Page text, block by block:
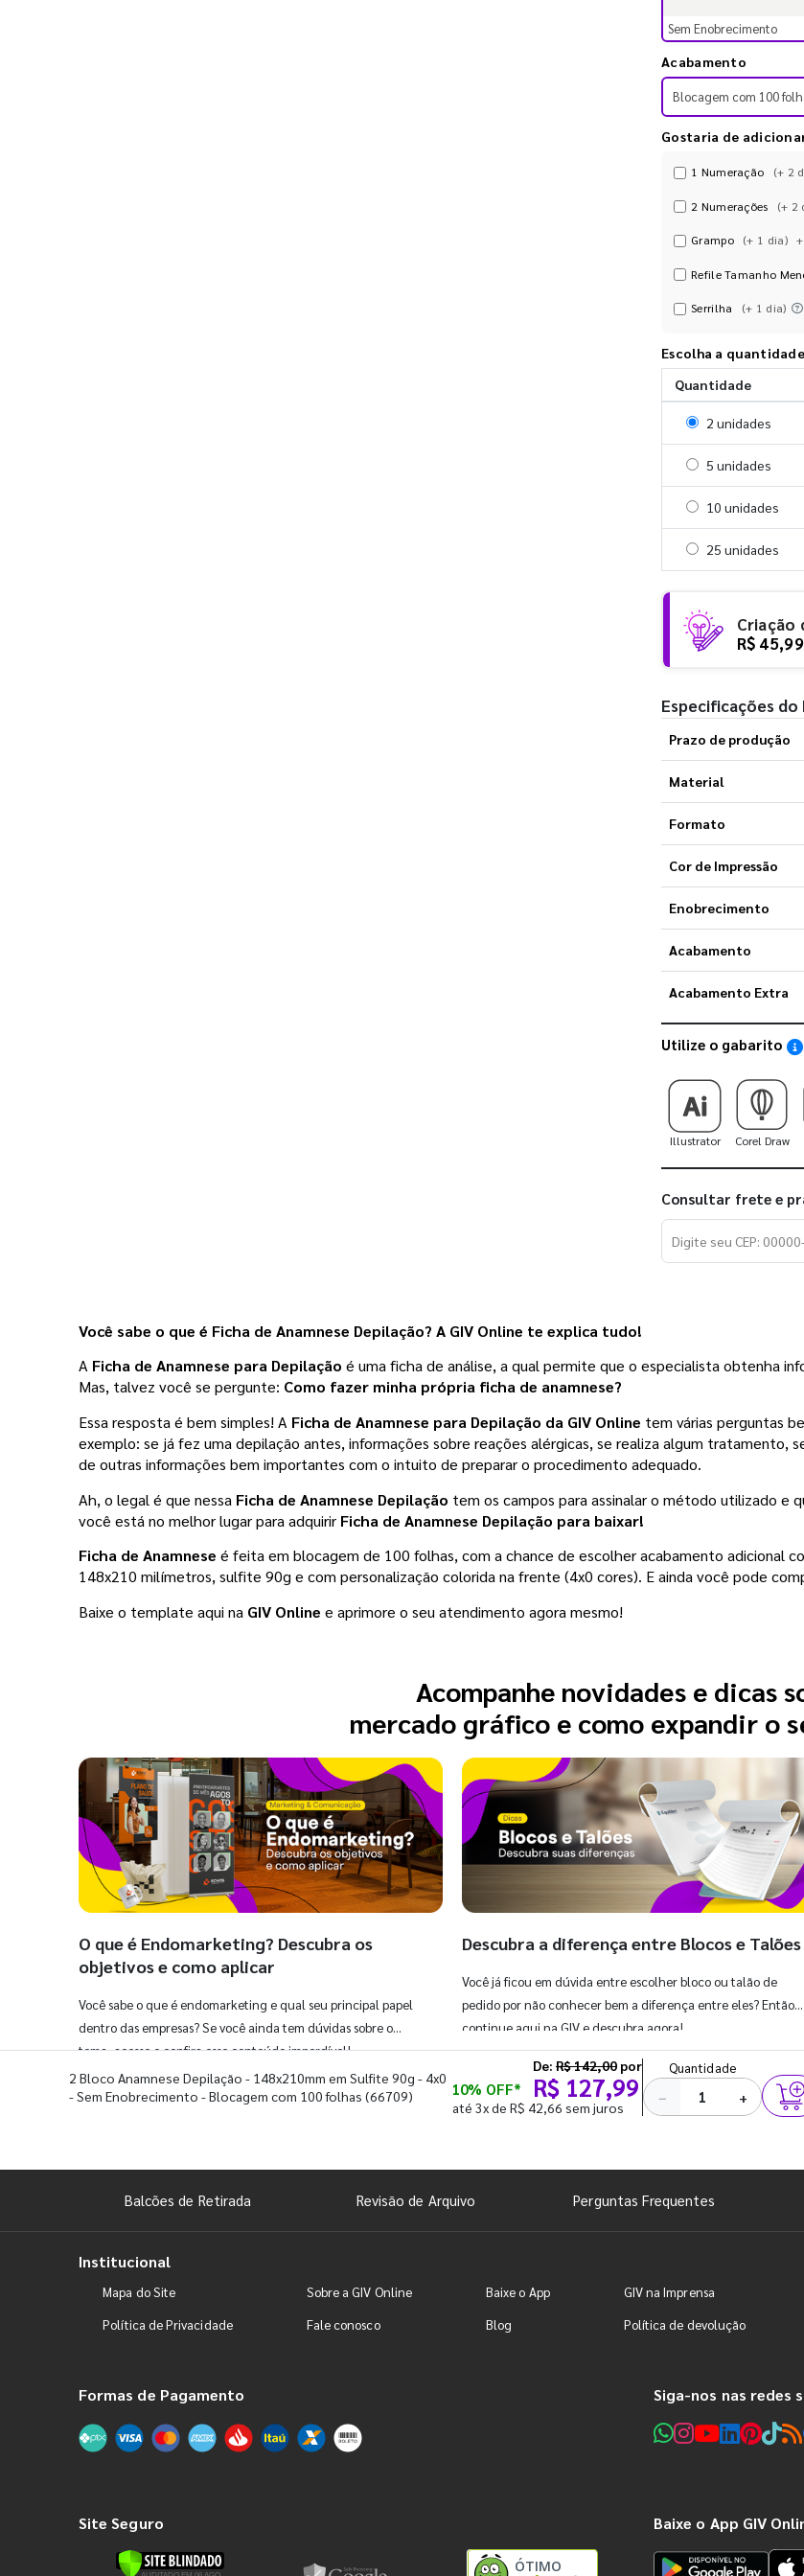
Sem Enobrecimento
Acabamento
Blocagem com 100
Gostaria de
1 Numeração (+ 2
2 Numerações (+ 2
Grampo (+ 1 dia)
Refile Tamanho
Serrilha (+ 1 dia)
Escolha a quantidade
Quantidade
Selecionar 2
2 unidades
Selecionar 5
5 unidades
Selecionar 10
10 unidades
Selecionar 25
25 unidades
Criação
R$ 45,99
Especificações
Prazo de produção
Material
Formato
Cor de Impressão
Enobrecimento
Acabamento
Acabamento Extra
Utilize o gabarito
Illustrator Corel Draw
Consultar frete e
Você sabe o que é Ficha de Anamnese Depilação? A GIV Online te explica tudo!
A Ficha de Anamnese para Depilação é uma ficha de análise, a qual permite que o especialista obtenha
Mas, talvez você se pergunte: Como fazer minha própria ficha de anamnese?
Essa resposta é bem simples! A Ficha de Anamnese para Depilação da GIV Online tem várias perguntas
exemplo: se já fez uma depilação antes, informações sobre reações alérgicas, se realiza algum tratamento,
de outras informações bem importantes com o intuito de preparar o procedimento adequado.
Ah, o legal é que nessa Ficha de Anamnese Depilação tem os campos para assinalar o método utilizado e
você está no melhor lugar para adquirir Ficha de Anamnese Depilação para baixar!
Ficha de Anamnese é feita em blocagem de 100 folhas, com a chance de escolher acabamento adicional
148x210 milímetros, sulfite 90g e com personalização colorida na frente (4x0 cores). E ainda você pode
Baixe o template aqui na GIV Online e aprimore o seu atendimento agora mesmo!
Acompanhe novidades e dicas
mercado gráfico e como expandir o
O que é Endomarketing? Descubra os
objetivos e como aplicar
Você sabe o que é endomarketing e qual seu principal papel
dentro das empresas? Se você ainda tem dúvidas sobre o
tema, acesse e confira esse conteúdo imperdível!
Descubra a diferença entre Blocos e Talões
Você já ficou em dúvida entre escolher bloco ou talão de
pedido por não conhecer bem a diferença entre eles? Então,
continue aqui na GIV e descubra agora!
2 Bloco Anamnese Depilação - 148x210mm em Sulfite 90g - 4x0
- Sem Enobrecimento - Blocagem com 100 folhas (66709) 10% OFF*
De: R$ 142,00 por
R$ 127,99
até 3x de R$ 42,66 sem juros
Quantidade
− +
Balcões de Retirada Revisão de Arquivo Perguntas Frequentes
Institucional
Mapa do Site Sobre a GIV Online Baixe o App GIV na Imprensa
Política de Privacidade
Fale conosco Blog Política de devolução
Formas de Pagamento Siga-nos nas redes
Site Seguro
ÓTIMO
Baixe o App GIV